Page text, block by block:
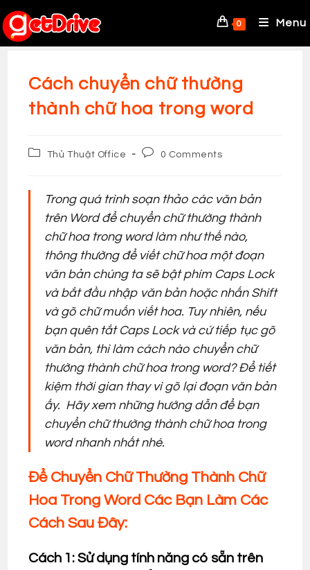
to
content
0 Menu
Cách chuyển chữ thường
thành chữ hoa trong word
PostThủ Thuật Office
Post0 Comments
Trong quá trình soạn thảo các văn bản
trên Word để chuyển chữ thường thành
chữ hoa trong word làm như thế nào,
thông thường để viết chữ hoa một đoạn
văn bản chúng ta sẽ bật phím Caps Lock
và bắt đầu nhập văn bản hoặc nhấn Shift
và gõ chữ muốn viết hoa. Tuy nhiên, nếu
bạn quên tắt Caps Lock và cứ tiếp tục gõ
văn bản, thì làm cách nào chuyển chữ
thường thành chữ hoa trong word? Để tiết
kiệm thời gian thay vì gõ lại đoạn văn bản
ấy. Hãy xem những hướng dẫn để bạn
chuyển chữ thường thành chữ hoa trong
word nhanh nhất nhé.
Để Chuyển Chữ Thường Thành Chữ
Hoa Trong Word Các Bạn Làm Các
Cách Sau Đây:
Cách 1: Sử dụng tính năng có sẵn trên